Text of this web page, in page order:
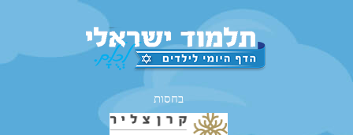
בחסות